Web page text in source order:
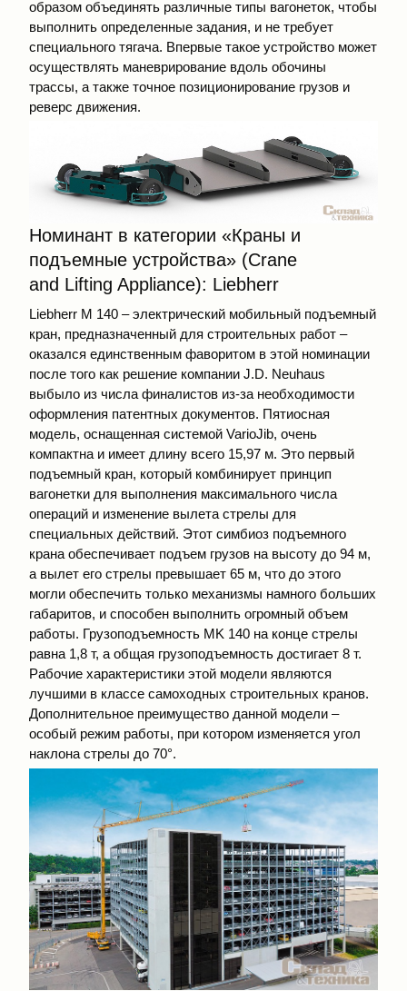
образом объединять различные типы вагонеток, чтобы
выполнить определенные задания, и не требует
специального тягача. Впервые такое устройство может
осуществлять маневрирование вдоль обочины
трассы, а также точное позиционирование грузов и
реверс движения.
Номинант в категории «Краны и
подъемные устройства» (Crane
and Lifting Appliance): Liebherr
Liebherr М 140 – электрический мобильный подъемный
кран, предназначенный для строительных работ –
оказался единственным фаворитом в этой номинации
после того как решение компании J.D. Neuhaus
выбыло из числа финалистов из-за необходимости
оформления патентных документов. Пятиосная
модель, оснащенная системой VarioJib, очень
компактна и имеет длину всего 15,97 м. Это первый
подъемный кран, который комбинирует принцип
вагонетки для выполнения максимального числа
операций и изменение вылета стрелы для
специальных действий. Этот симбиоз подъемного
крана обеспечивает подъем грузов на высоту до 94 м,
а вылет его стрелы превышает 65 м, что до этого
могли обеспечить только механизмы намного больших
габаритов, и способен выполнить огромный объем
работы. Грузоподъемность MK 140 на конце стрелы
равна 1,8 т, а общая грузоподъемность достигает 8 т.
Рабочие характеристики этой модели являются
лучшими в классе самоходных строительных кранов.
Дополнительное преимущество данной модели –
особый режим работы, при котором изменяется угол
наклона стрелы до 70°.